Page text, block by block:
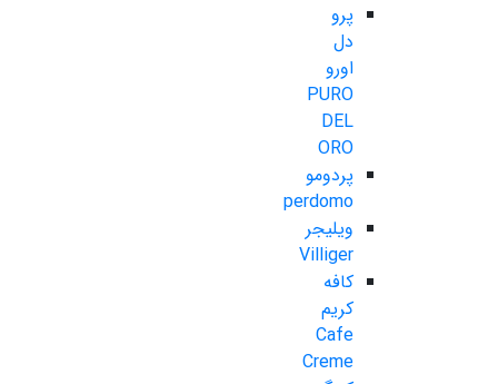
پرو
دل
اورو
PURO
DEL
ORO
پردومو
perdomo
ویلیجر
Villiger
کافه
کریم
Cafe
Creme